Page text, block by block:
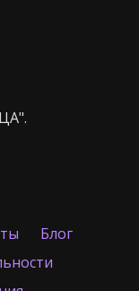
Блог